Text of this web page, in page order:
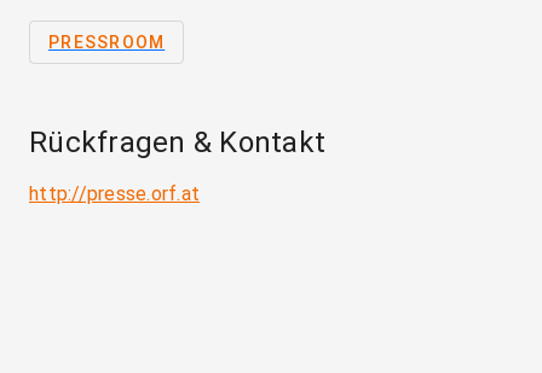
PRESSROOM
Rückfragen & Kontakt
http://presse.orf.at